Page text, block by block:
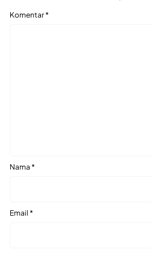
Komentar*
Nama *
Email *